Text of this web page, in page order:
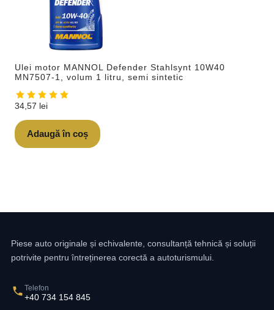
Ulei motor MANNOL Defender Stahlsynt 10W40
MN7507-1, volum 1 litru, semi sintetic
34,57 lei
Adaugă în coș
Piese auto originale și echivalente, consultanță tehnică și soluții
potrivite pentru întreținerea corectă a autoturismului.
Telefon
+40 734 154 845